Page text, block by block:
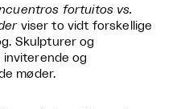
fortuitos vs.
viser to vidt forskellige
Skulpturer og
inviterende og
møder.